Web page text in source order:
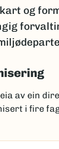
og
av ein
i fire